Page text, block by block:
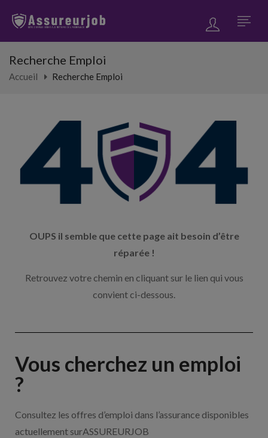
Recherche Emploi
Accueil Recherche Emploi
OUPS il semble que cette page ait besoin d’être
réparée !
Retrouvez votre chemin en cliquant sur le lien qui vous
convient ci-dessous.
Vous cherchez un emploi
?
Consultez les offres d’emploi dans l’assurance disponibles
actuellement surASSUREURJOB